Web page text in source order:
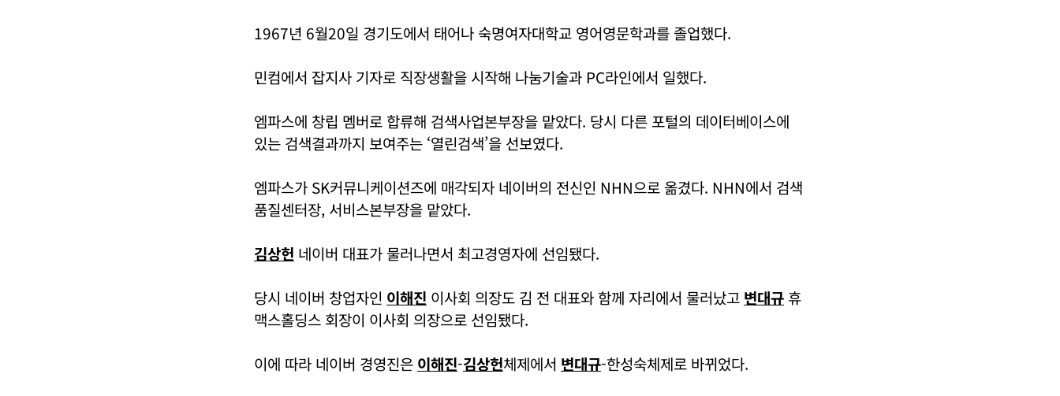
1967년 6월20일 경기도에서 태어나 숙명여자대학교 영어영문학과를 졸업했다.
민컴에서 잡지사 기자로 직장생활을 시작해 나눔기술과 PC라인에서 일했다.
엠파스에 창립 멤버로 합류해 검색사업본부장을 맡았다. 당시 다른 포털의 데이터베이스에
있는 검색결과까지 보여주는 ‘열린검색’을 선보였다.
엠파스가 SK커뮤니케이션즈에 매각되자 네이버의 전신인 NHN으로 옮겼다. NHN에서 검색
품질센터장, 서비스본부장을 맡았다.
김상헌 네이버 대표가 물러나면서 최고경영자에 선임됐다.
당시 네이버 창업자인 이해진 이사회 의장도 김 전 대표와 함께 자리에서 물러났고 변대규 휴
맥스홀딩스 회장이 이사회 의장으로 선임됐다.
이에 따라 네이버 경영진은 이해진-김상헌체제에서 변대규-한성숙체제로 바뀌었다.